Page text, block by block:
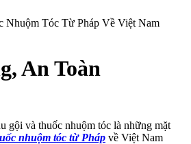
Tóc Từ Pháp Về Việt Nam
An Toàn
gội và thuốc nhuộm tóc là những mặt
nhuộm tóc từ Pháp về Việt Nam